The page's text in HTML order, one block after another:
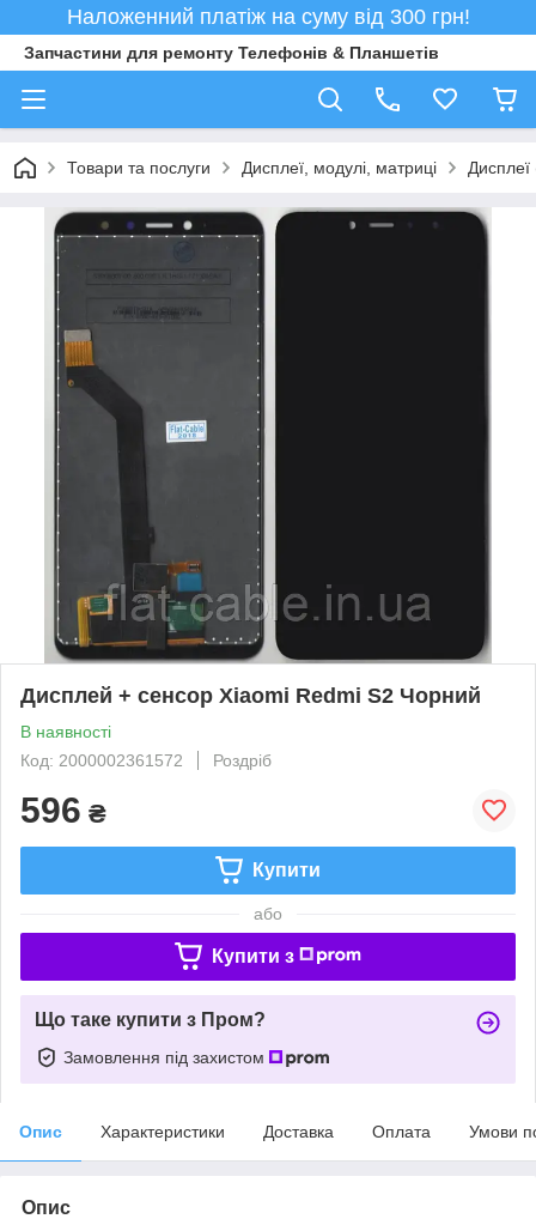
Наложенний платіж на суму від 300 грн!
Запчастини для ремонту Телефонів & Планшетів
Товари та послуги Дисплеї, модулі, матриці
Дисплей + сенсор Xiaomi Redmi S2 Чорний
В наявності
Код: 2000002361572
Роздріб
596 ₴
Купити
або
Купити з
Що таке купити з Пром?
Замовлення під захистом
Опис Характеристики Доставка Оплата Умови
Опис